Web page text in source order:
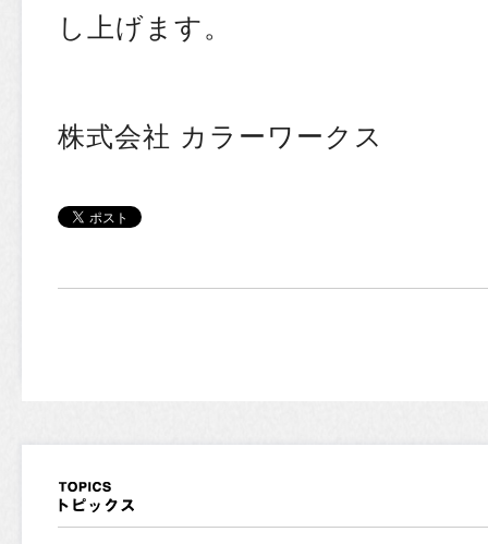
し上げます。
株式会社 カラーワークス